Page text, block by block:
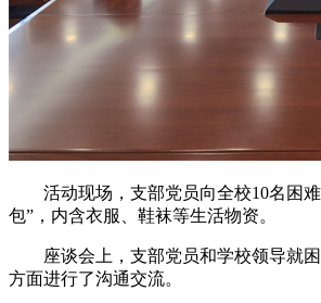
活动现场，支部党员向全校10名困
包”，内含衣服、鞋袜等生活物资。
座谈会上，支部党员和学校领导就
方面进行了沟通交流。